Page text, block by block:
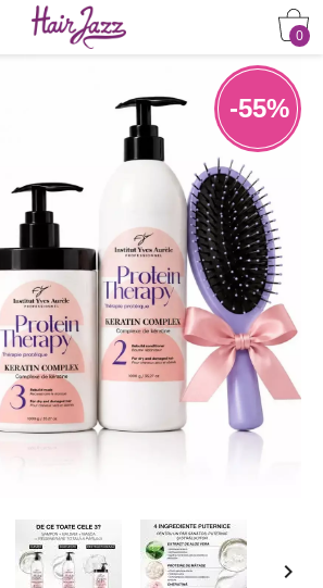
0
-55%
